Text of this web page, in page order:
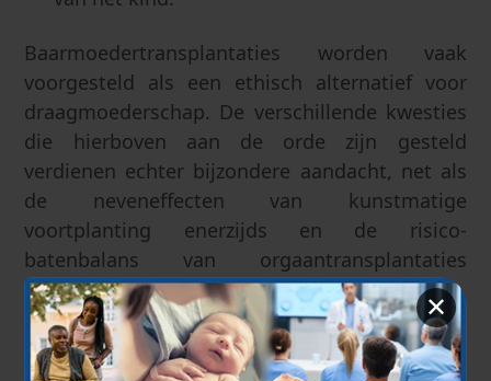
Baarmoedertransplantaties worden vaak
voorgesteld als een ethisch alternatief voor
draagmoederschap. De verschillende kwesties
die hierboven aan de orde zijn gesteld
verdienen echter bijzondere aandacht, net als
de neveneffecten van kunstmatige
voortplanting enerzijds en de risico-
batenbalans van orgaantransplantaties
anderzijds.
Zwangerschap als gevolg van een
baarmoedertransplantatie betekent de
✕